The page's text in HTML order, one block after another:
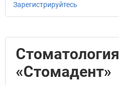
Зарегистрируйтесь
Стоматология
«Стомадент»